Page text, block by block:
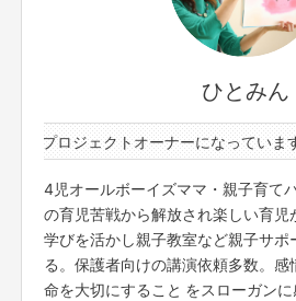
ひとみん
プロジェクトオーナーになっています。
4児オールボーイズママ・親子育て
の育児苦戦から解放され楽しい育児
学びを活かし親子教室など親子サ
る。保護者向けの講演依頼多数。
命を大切にすること をスローガン
絶品のイタリアン料理ランチプチコ
ただきながら、「エモちゃんず」ひ
「おめでとう！」と喜びを共有して
います。
2020年1月17日 12時からを予定し
（姫路駅前周辺のイタリアン料理の
このリターンを購